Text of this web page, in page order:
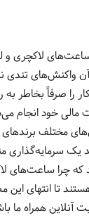
لاکچری
واکنش‌های تندی
را صرفاً بخاطر
خود انجام
مختلف برندهای
یک سرمایه‌گذاری
که چرا ساعت‌های
تا انتهای
آنلاین همراه ما